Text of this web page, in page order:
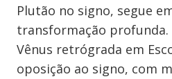
Plutão no signo, segue
transformação
Vênus retrógrada em
oposição ao signo, com